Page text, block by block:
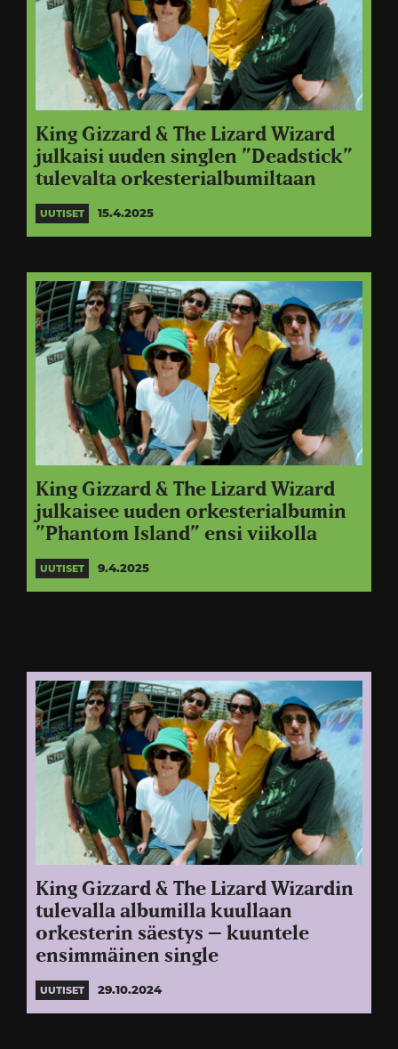
King Gizzard & The Lizard Wizard
julkaisi uuden singlen ”Deadstick”
tulevalta orkesterialbumiltaan
UUTISET 15.4.2025
King Gizzard & The Lizard Wizard
julkaisee uuden orkesterialbumin
”Phantom Island” ensi viikolla
UUTISET 9.4.2025
King Gizzard & The Lizard Wizardin
tulevalla albumilla kuullaan
orkesterin säestys – kuuntele
ensimmäinen single
UUTISET 29.10.2024